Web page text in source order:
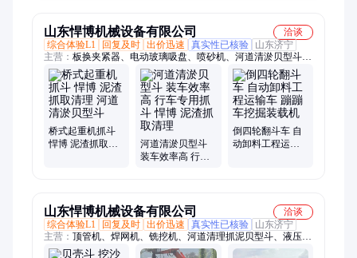
山东悍博机械设备有限公司
洽谈
综合体验L1
回复及时 出价迅速 真实性已核验
山东济宁
主营： 板换夹紧器、电动玻璃吸盘、喷砂机、河道清淤贝型斗、
洗车机、贝壳斗、生物质燃烧机、劈裂机、液压扳手、电动叉
车、打包缠膜机、电磁吸盘、挖机破碎锤、液压抓钢机、墙板安
装机、螺旋钻、翻斗车、液压顶管机、短管置换、智能张拉设
备、喷浆机、液压渣浆泵、钢筋焊网机、激光除锈机、液压打桩
机
桥式起重机抓斗
悍博 泥渣抓取清
河道清淤贝型斗
装车效率高 行车
倒四轮翻斗车 自
动卸料工程运输
山东悍博机械设备有限公司
洽谈
综合体验L1
回复及时 出价迅速 真实性已核验
山东济宁
主营： 顶管机、焊网机、铣挖机、河道清理抓泥贝型斗、液压
剪、平板夯、破碎锤、玻璃吸盘、粉碎钳、劈裂机、等离子切割